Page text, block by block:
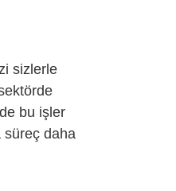
sizlerle
bu işler
süreç daha